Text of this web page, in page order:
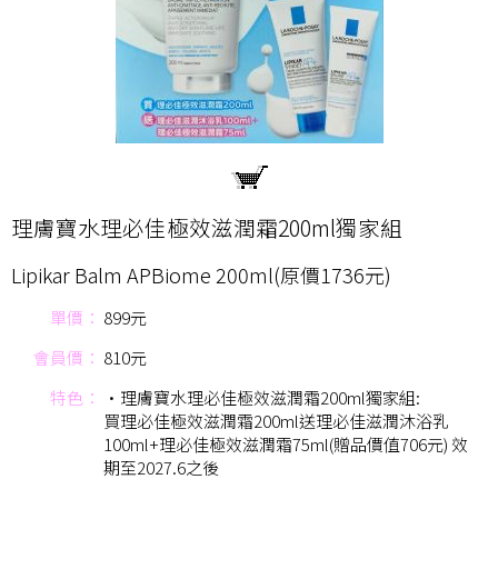
理膚寶水理必佳極效滋潤霜200ml獨家組
Lipikar Balm APBiome 200ml(原價1736元)
單價： 899元
會員價： 810元
特色：
•理膚寶水理必佳極效滋潤霜200ml獨家組:
買理必佳極效滋潤霜200ml送理必佳滋潤沐浴乳
100ml+理必佳極效滋潤霜75ml(贈品價值706元) 效
期至2027.6之後